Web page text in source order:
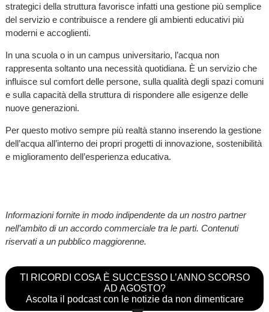
strategici della struttura favorisce infatti una gestione più semplice
del servizio e contribuisce a rendere gli ambienti educativi più
moderni e accoglienti.
In una scuola o in un campus universitario, l’acqua non
rappresenta soltanto una necessità quotidiana. È un servizio che
influisce sul comfort delle persone, sulla qualità degli spazi comuni
e sulla capacità della struttura di rispondere alle esigenze delle
nuove generazioni.
Per questo motivo sempre più realtà stanno inserendo la gestione
dell’acqua all’interno dei propri progetti di innovazione, sostenibilità
e miglioramento dell’esperienza educativa.
Informazioni fornite in modo indipendente da un nostro partner
nell’ambito di un accordo commerciale tra le parti. Contenuti
riservati a un pubblico maggiorenne.
TI RICORDI COSA È SUCCESSO L’ANNO SCORSO
AD AGOSTO?
Ascolta il podcast con le notizie da non dimenticare